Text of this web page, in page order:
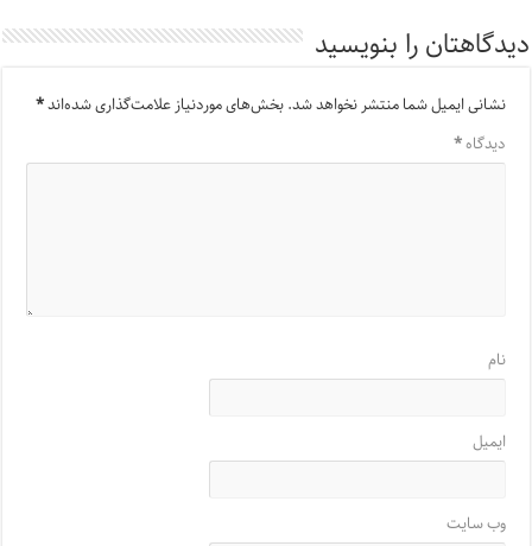
دیدگاهتان را بنویسید
نشانی ایمیل شما منتشر نخواهد شد.بخش‌های موردنیاز علامت‌گذاری شده‌اند*
دیدگاه*
نام
ایمیل
وب‌ سایت